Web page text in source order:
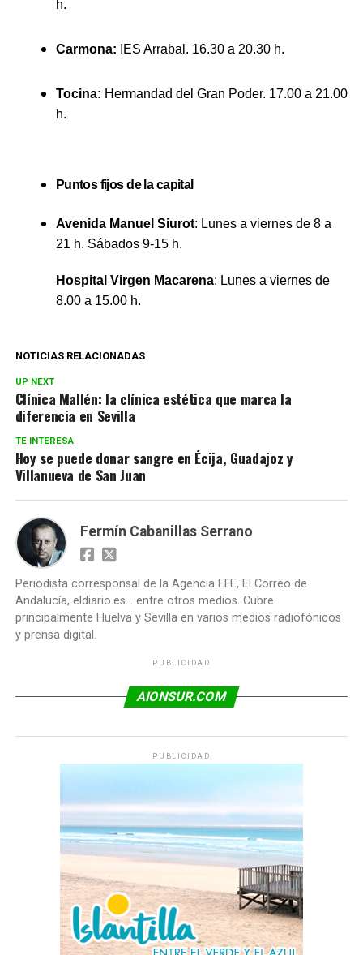
h.
Carmona: IES Arrabal. 16.30 a 20.30 h.
Tocina: Hermandad del Gran Poder. 17.00 a 21.00
h.
Puntos fijos de la capital
Avenida Manuel Siurot: Lunes a viernes de 8 a
21 h. Sábados 9-15h.
Hospital Virgen Macarena: Lunes a viernes de
8.00 a 15.00 h.
NOTICIAS RELACIONADAS
UP NEXT
Clínica Mallén: la clínica estética que marca la
diferencia en Sevilla
TE INTERESA
Hoy se puede donar sangre en Écija, Guadajoz y
Villanueva de San Juan
Fermín Cabanillas Serrano
Periodista corresponsal de la Agencia EFE, El Correo de
Andalucía, eldiario.es... entre otros medios. Cubre
principalmente Huelva y Sevilla en varios medios radiofónicos
y prensa digital.
PUBLICIDAD
AIONSUR.COM
PUBLICIDAD